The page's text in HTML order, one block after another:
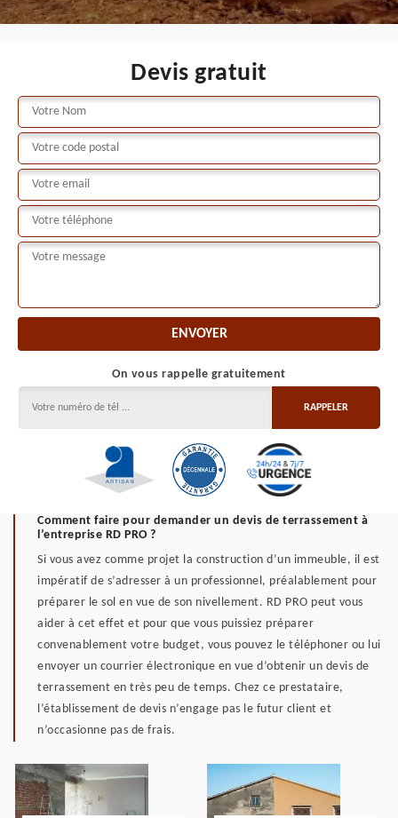
Devis gratuit
On vous rappelle gratuitement
Comment faire pour demander un devis de terrassement à
l’entreprise RD PRO ?
Si vous avez comme projet la construction d’un immeuble, il est
impératif de s’adresser à un professionnel, préalablement pour
préparer le sol en vue de son nivellement. RD PRO peut vous
aider à cet effet et pour que vous puissiez préparer
convenablement votre budget, vous pouvez le téléphoner ou lui
envoyer un courrier électronique en vue d’obtenir un devis de
terrassement en très peu de temps. Chez ce prestataire,
l’établissement de devis n’engage pas le futur client et
n’occasionne pas de frais.